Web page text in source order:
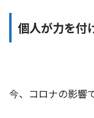
個人が力を付
今、コロナの影響